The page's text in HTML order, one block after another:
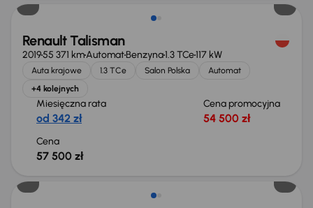
Renault Talisman
201955 371 kmAutomatBenzyna1.3 TCe117 kW
Auta krajowe 1.3 TCe Salon Polska
Automat
+4 kolejnych
Miesięczna rata
od 342 zł
Cena promocyjna
54 500 zł
Cena
57 500 zł
Możliwość odliczenia VAT